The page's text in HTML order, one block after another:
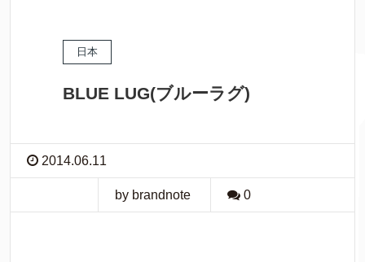
日本
BLUE LUG(ブルーラグ)
2014.06.11
by brandnote 0